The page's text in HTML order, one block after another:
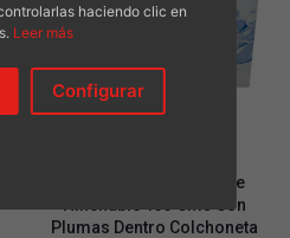
de 5
Flotador Circular Cisne
Hinchable 133 Cms Con
Plumas Dentro Colchoneta
haciendo clic en
Leer más
Configurar